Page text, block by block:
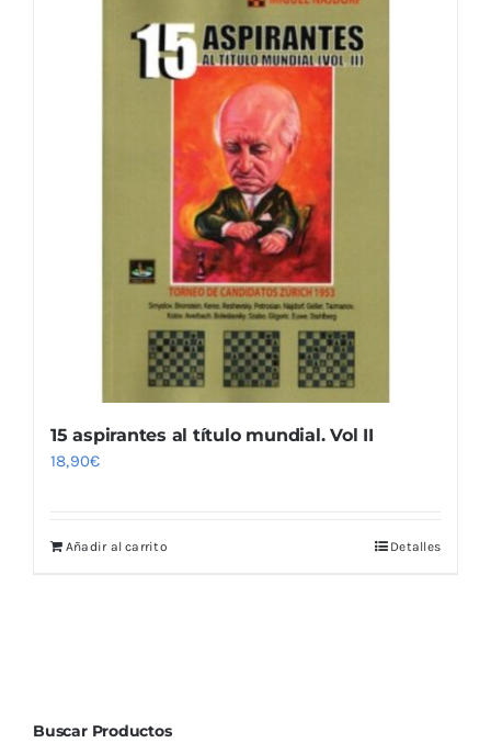
15 aspirantes al título mundial. Vol II
18,90€
Añadir al carrito Detalles
Buscar Productos